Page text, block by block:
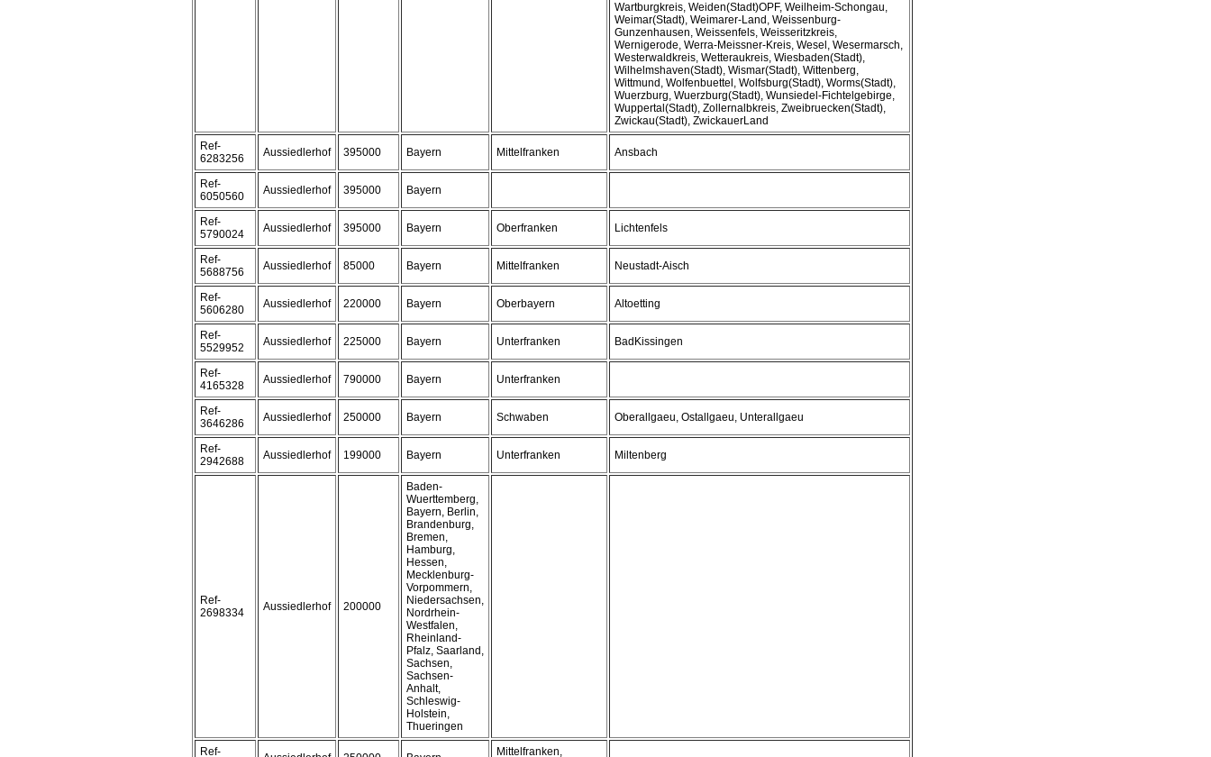
Wartburgkreis, Weiden(Stadt)OPF, Weilheim-Schongau,
Weimar(Stadt), Weimarer-Land, Weissenburg-
Gunzenhausen, Weissenfels, Weisseritzkreis,
Wernigerode, Werra-Meissner-Kreis, Wesel, Wesermarsch,
Westerwaldkreis, Wetteraukreis, Wiesbaden(Stadt),
Wilhelmshaven(Stadt), Wismar(Stadt), Wittenberg,
Wittmund, Wolfenbuettel, Wolfsburg(Stadt), Worms(Stadt),
Wuerzburg, Wuerzburg(Stadt), Wunsiedel-Fichtelgebirge,
Wuppertal(Stadt), Zollernalbkreis, Zweibruecken(Stadt),
Zwickau(Stadt), ZwickauerLand
Ref-
6283256
Aussiedlerhof 395000 Bayern Mittelfranken Ansbach
Ref-
6050560
Aussiedlerhof 395000 Bayern
Ref-
5790024
Aussiedlerhof 395000 Bayern Oberfranken Lichtenfels
Ref-
5688756
Aussiedlerhof 85000 Bayern Mittelfranken Neustadt-Aisch
Ref-
5606280
Aussiedlerhof 220000 Bayern Oberbayern Altoetting
Ref-
5529952
Aussiedlerhof 225000 Bayern Unterfranken BadKissingen
Ref-
4165328
Aussiedlerhof 790000 Bayern Unterfranken
Ref-
3646286
Aussiedlerhof 250000 Bayern Schwaben Oberallgaeu, Ostallgaeu, Unterallgaeu
Ref-
2942688
Aussiedlerhof 199000 Bayern Unterfranken Miltenberg
Ref-
2698334
Aussiedlerhof 200000
Baden-
Wuerttemberg,
Bayern, Berlin,
Brandenburg,
Bremen,
Hamburg,
Hessen,
Mecklenburg-
Vorpommern,
Niedersachsen,
Nordrhein-
Westfalen,
Rheinland-
Pfalz, Saarland,
Sachsen,
Sachsen-
Anhalt,
Schleswig-
Holstein,
Thueringen
Ref-
Mittelfranken,